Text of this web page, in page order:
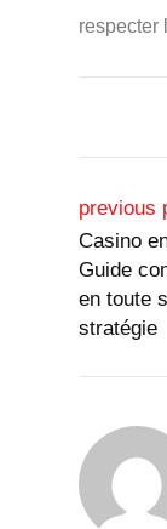
respecter
Post
previous
Casino
Guide
en toute
stratégie